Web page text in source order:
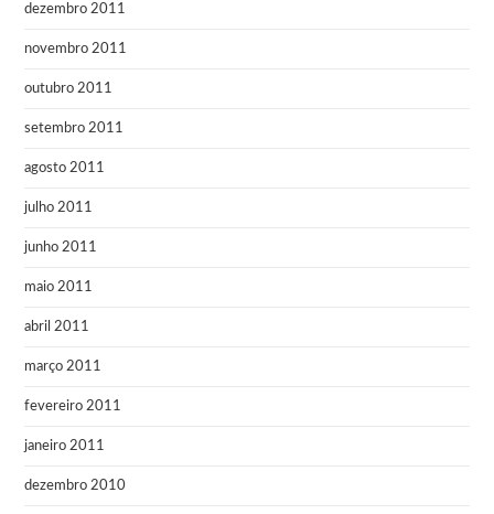
dezembro 2011
novembro 2011
outubro 2011
setembro 2011
agosto 2011
julho 2011
junho 2011
maio 2011
abril 2011
março 2011
fevereiro 2011
janeiro 2011
dezembro 2010